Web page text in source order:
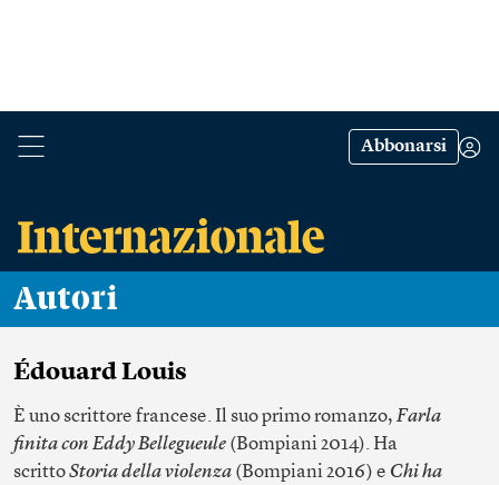
Abbonarsi
Autori
Édouard Louis
È uno scrittore francese. Il suo primo romanzo, Farla
finita con Eddy Bellegueule (Bompiani 2014). Ha
scrittoStoria della violenza (Bompiani 2016) e Chi ha